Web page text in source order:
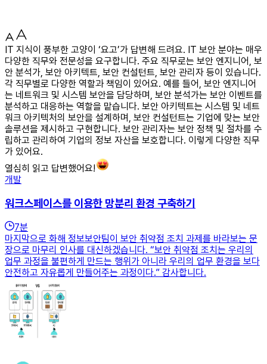
IT 지식이 풍부한 고양이 ‘요고’가 답변해 드려요. IT 보안 분야는 매우
다양한 직무와 전문성을 요구합니다. 주요 직무로는 보안 엔지니어, 보
안 분석가, 보안 아키텍트, 보안 컨설턴트, 보안 관리자 등이 있습니다.
각 직무별로 다양한 역할과 책임이 있어요. 예를 들어, 보안 엔지니어
는 네트워크 및 시스템 보안을 담당하며, 보안 분석가는 보안 이벤트를
분석하고 대응하는 역할을 맡습니다. 보안 아키텍트는 시스템 및 네트
워크 아키텍처의 보안을 설계하며, 보안 컨설턴트는 기업에 맞는 보안
솔루션을 제시하고 구현합니다. 보안 관리자는 보안 정책 및 절차를 수
립하고 관리하여 기업의 정보 자산을 보호합니다. 이렇게 다양한 직무
가 있어요.
열심히 읽고 답변했어요!
개발
워크스페이스를 이용한 망분리 환경 구축하기
7분
마지막으로 화해 정보보안팀이 보안 취약점 조치 과제를 바라보는 문
장으로 마무리 인사를 대신하겠습니다. “보안 취약점 조치는 우리의
업무 과정을 불편하게 만드는 행위가 아니라 우리의 업무 환경을 보다
안전하고 자유롭게 만들어주는 과정이다.” 감사합니다.